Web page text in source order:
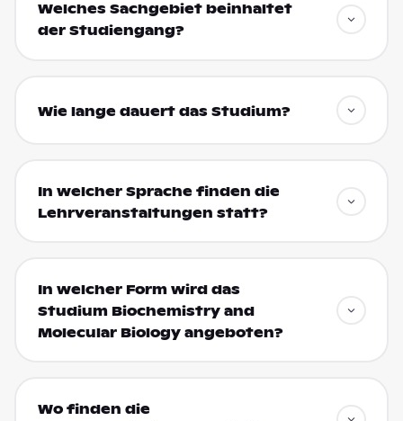
Welches Sachgebiet beinhaltet
der Studiengang?
Wie lange dauert das Studium?
In welcher Sprache finden die
Lehrveranstaltungen statt?
In welcher Form wird das
Studium Biochemistry and
Molecular Biology angeboten?
Wo finden die